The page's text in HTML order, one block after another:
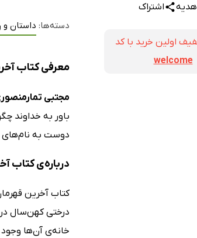
هدیه اشتراک
welcome
دسته‌ها: داستان
معرفی کتاب
مجتبی
باور به خداوند
دوست به نام‌های
درباره‌ی کتاب
کتاب آخرین
درختی کهن‌سال
خانه‌ی آن‌ها وجود